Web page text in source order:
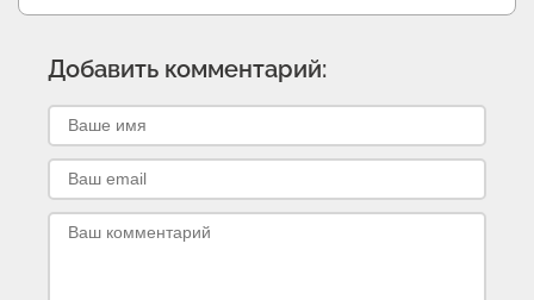
Добавить комментарий: